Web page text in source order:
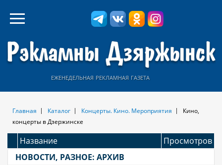
еженедельная рекламная газета
Главная Каталог Концерты. Кино. Мероприятия
Кино,
концерты в Дзержинске
Название
Просмотров
НОВОСТИ, РАЗНОЕ: АРХИВ